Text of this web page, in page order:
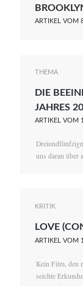
ARTIKEL VOM
THEMA
DIE
JAHRES
ARTIKEL VOM
uns daran über
KRITIK
LOVE
ARTIKEL VOM
Kein Film, den
seichte